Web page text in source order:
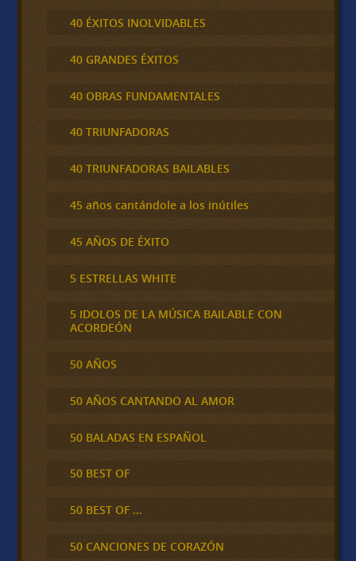
40 ÉXITOS INOLVIDABLES
40 GRANDES ÉXITOS
40 OBRAS FUNDAMENTALES
40 TRIUNFADORAS
40 TRIUNFADORAS BAILABLES
45 años cantándole a los inútiles
45 AÑOS DE ÉXITO
5 ESTRELLAS WHITE
5 IDOLOS DE LA MÚSICA BAILABLE CON
ACORDEÓN
50 AÑOS
50 AÑOS CANTANDO AL AMOR
50 BALADAS EN ESPAÑOL
50 BEST OF
50 BEST OF …
50 CANCIONES DE CORAZÓN